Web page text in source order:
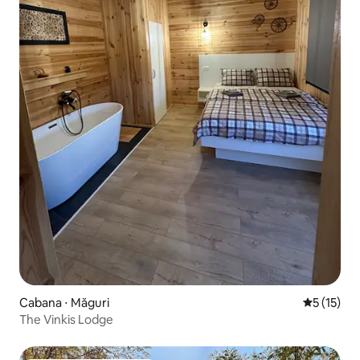
Cabana ⋅ Măguri 5 de uma
5 (15)
The Vinkis Lodge